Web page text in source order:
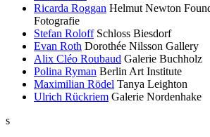
Ricarda Roggan Helmut Newton
Fotografie
Stefan Roloff Schloss Biesdorf
Evan Roth Dorothée Nilsson Gallery
Alix Cléo Roubaud Galerie Buchholz
Polina Ryman Berlin Art Institute
Maximilian Rödel Tanya Leighton
Ulrich Rückriem Galerie Nordenhake
s